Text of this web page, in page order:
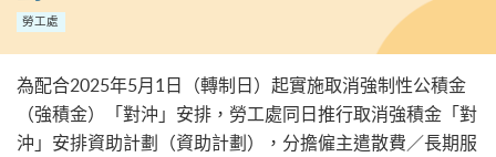
勞工處
為配合2025年5月1日（轉制日）起實施取消強制性公積金
（強積金）「對沖」安排，勞工處同日推行取消強積金「對
沖」安排資助計劃（資助計劃），分擔僱主遣散費／長期服